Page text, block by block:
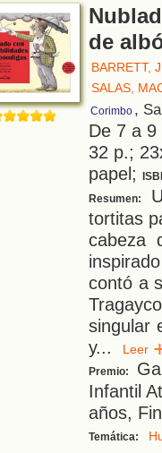
de
BARRETT,
SALAS,
Corimbo ,
De 7 a
32 p.;
papel;
Resumen:
tortitas
cabeza
contó a
singular
y...
Premio:
Infantil
años,
Temática: